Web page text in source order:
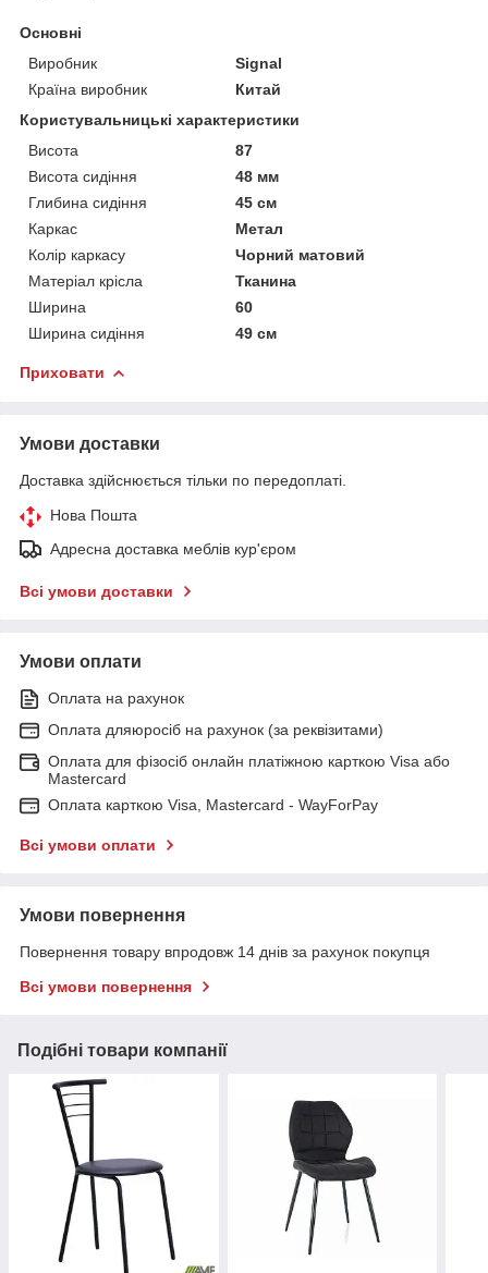
Основні
Виробник
Signal
Країна виробник
Китай
Користувальницькі характеристики
Висота
87
Висота сидіння
48 мм
Глибина сидіння
45 см
Каркас
Метал
Колір каркасу
Чорний матовий
Матеріал крісла
Тканина
Ширина
60
Ширина сидіння
49 см
Приховати
Умови доставки
Доставка здійснюється тільки по передоплаті.
Нова Пошта
Адресна доставка меблів кур'єром
Всі умови доставки
Умови оплати
Оплата на рахунок
Оплата дляюросіб на рахунок (за реквізитами)
Оплата для фізосіб онлайн платіжною карткою Visa або
Mastercard
Оплата карткою Visa, Mastercard - WayForPay
Всі умови оплати
Умови повернення
Повернення товару впродовж 14 днів за рахунок покупця
Всі умови повернення
Подібні товари компанії